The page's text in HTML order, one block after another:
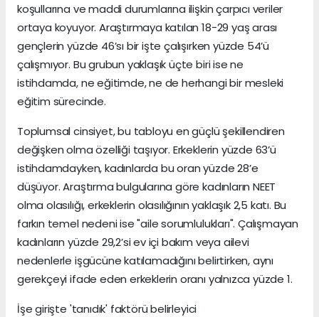
koşullarına ve maddi durumlarına ilişkin çarpıcı veriler
ortaya koyuyor. Araştırmaya katılan 18-29 yaş arası
gençlerin yüzde 46’sı bir işte çalışırken yüzde 54’ü
çalışmıyor. Bu grubun yaklaşık üçte biri ise ne
istihdamda, ne eğitimde, ne de herhangi bir mesleki
eğitim sürecinde.
Toplumsal cinsiyet, bu tabloyu en güçlü şekillendiren
değişken olma özelliği taşıyor. Erkeklerin yüzde 63’ü
istihdamdayken, kadınlarda bu oran yüzde 28’e
düşüyor. Araştırma bulgularına göre kadınların NEET
olma olasılığı, erkeklerin olasılığının yaklaşık 2,5 katı. Bu
farkın temel nedeni ise "aile sorumlulukları". Çalışmayan
kadınların yüzde 29,2’si ev içi bakım veya ailevi
nedenlerle işgücüne katılamadığını belirtirken, aynı
gerekçeyi ifade eden erkeklerin oranı yalnızca yüzde 1.
İşe girişte 'tanıdık' faktörü belirleyici